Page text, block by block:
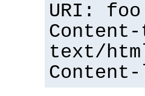
URI:
text/